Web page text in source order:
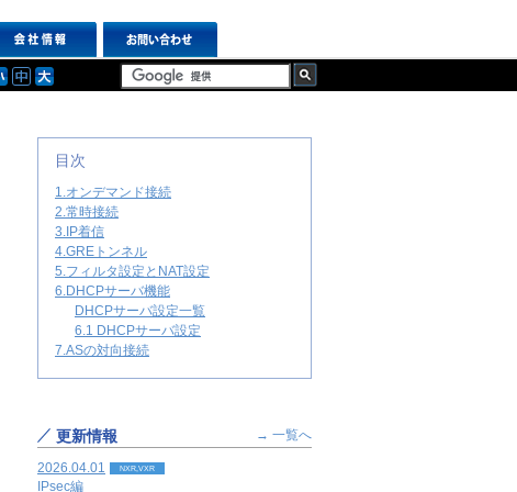
目次
1.オンデマンド接続
2.常時接続
3.IP着信
4.GREトンネル
5.フィルタ設定とNAT設定
6.DHCPサーバ機能
DHCPサーバ設定一覧
6.1 DHCPサーバ設定
7.ASの対向接続
更新情報 → 一覧へ
2026.04.01 NXR,VXR
IPsec編